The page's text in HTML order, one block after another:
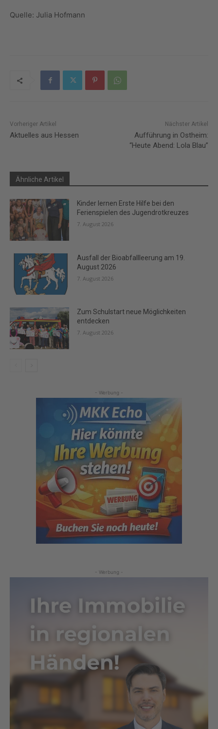
Quelle: Julia Hofmann
Vorheriger Artikel
Aktuelles aus Hessen
Nächster Artikel
Aufführung in Ostheim:
“Heute Abend: Lola Blau”
Ähnliche Artikel
Kinder lernen Erste Hilfe bei den
Ferienspielen des Jugendrotkreuzes
7. August 2026
Ausfall der Bioabfallleerung am 19.
August 2026
7. August 2026
Zum Schulstart neue Möglichkeiten
entdecken
7. August 2026
- Werbung -
- Werbung -